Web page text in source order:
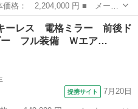
イル ■ グレード名： ２０
ドビューモニター インテリ
ーレス 電格ミラー 前後ド
ー フル装備 Ｗエア…
提携サイト 7月20日